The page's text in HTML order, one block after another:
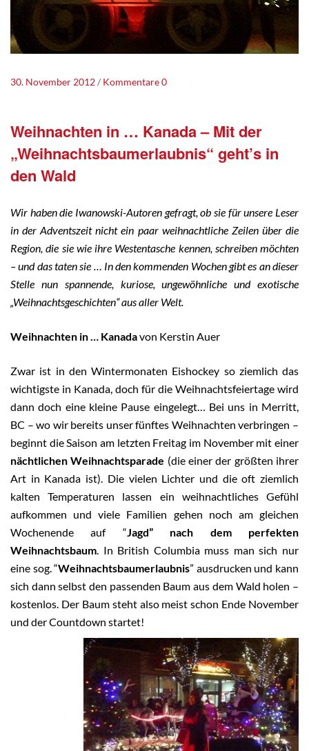
30. November 2012 Kommentare 0
Weihnachten in … Kanada – Mit der
„Weihnachtsbaumerlaubnis“ geht’s in
den Wald
Wir haben die Iwanowski-Autoren gefragt, ob sie für unsere Leser
in der Adventszeit nicht ein paar weihnachtliche Zeilen über die
Region, die sie wie ihre Westentasche kennen, schreiben möchten
– und das taten sie … In den kommenden Wochen gibt es an dieser
Stelle nun spannende, kuriose, ungewöhnliche und exotische
„Weihnachtsgeschichten“ aus aller Welt.
Weihnachten in … Kanadavon Kerstin Auer
Zwar ist in den Wintermonaten Eishockey so ziemlich das
wichtigste in Kanada, doch für die Weihnachtsfeiertage wird
dann doch eine kleine Pause eingelegt… Bei uns in Merritt,
BC – wo wir bereits unser fünftes Weihnachten verbringen –
beginnt die Saison am letzten Freitag im November mit einer
nächtlichen Weihnachtsparade (die einer der größten ihrer
Art in Kanada ist). Die vielen Lichter und die oft ziemlich
kalten Temperaturen lassen ein weihnachtliches Gefühl
aufkommen und viele Familien gehen noch am gleichen
Wochenende auf “Jagd” nach dem perfekten
Weihnachtsbaum. In British Columbia muss man sich nur
eine sog. “Weihnachtsbaumerlaubnis” ausdrucken und kann
sich dann selbst den passenden Baum aus dem Wald holen –
kostenlos. Der Baum steht also meist schon Ende November
und der Countdown startet!